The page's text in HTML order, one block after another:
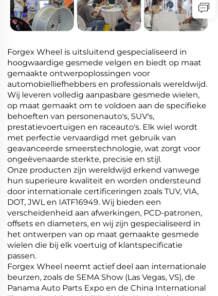
Forgex Wheel is uitsluitend gespecialiseerd in
hoogwaardige gesmede velgen en biedt op maat
gemaakte ontwerpoplossingen voor
automobielliefhebbers en professionals wereldwijd.
Wij leveren volledig aanpasbare gesmede wielen,
op maat gemaakt om te voldoen aan de specifieke
behoeften van personenauto's, SUV's,
prestatievoertuigen en raceauto's. Elk wiel wordt
met perfectie vervaardigd met gebruik van
geavanceerde smeerstechnologie, wat zorgt voor
ongeëvenaarde sterkte, precisie en stijl.
Onze producten zijn wereldwijd erkend vanwege
hun superieure kwaliteit en worden ondersteund
door internationale certificeringen zoals TUV, VIA,
DOT, JWL en IATF16949. Wij bieden een
verscheidenheid aan afwerkingen, PCD-patronen,
offsets en diameters, en wij zijn gespecialiseerd in
het ontwerpen van op maat gemaakte gesmede
wielen die bij elk voertuig of klantspecificatie
passen.
Forgex Wheel neemt actief deel aan internationale
beurzen, zoals de SEMA Show (Las Vegas, VS), de
Panama Auto Parts Expo en de China International